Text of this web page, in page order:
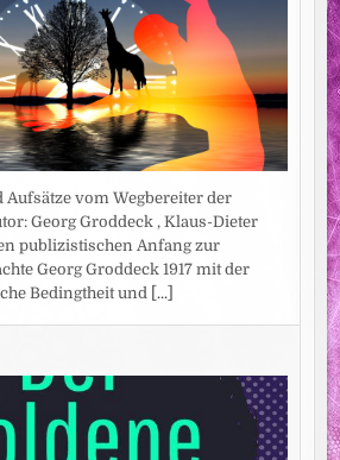
Aufsätze vom Wegbereiter der
Georg Groddeck , Klaus-Dieter
publizistischen Anfang zur
Georg Groddeck 1917 mit der
Bedingtheit und
[...]